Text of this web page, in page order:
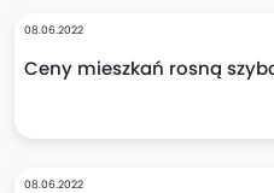
08.06.2022
Ceny mieszkań rosną
08.06.2022